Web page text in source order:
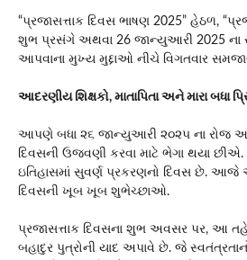
“પ્રજાસત્તાક દિવસ ભાષણ 2025” હેઠળ,
શુભ પ્રસંગે અથવા 26 જાન્યુઆરી 2025 ના
આપવાના મુખ્ય મુદ્દાઓ નીચે વિગતવાર
આદરણીય શિક્ષકો, માતાપિતા અને મારા બધા
આપણે બધા ૨૬ જાન્યુઆરી ૨૦૨૫ ના રોજ
દિવસની ઉજવણી કરવા માટે ભેગા થયા
ઇતિહાસમાં સુવર્ણ પ્રકરણનો દિવસ છે. આજે
દિવસની ખૂબ ખૂબ શુભેચ્છાઓ.
પ્રજાસત્તાક દિવસના શુભ અવસર પર, આ
બહાદુર પુત્રોની યાદ અપાવે છે. જે